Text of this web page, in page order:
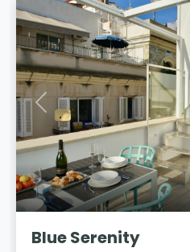
Previous
Blue Serenity